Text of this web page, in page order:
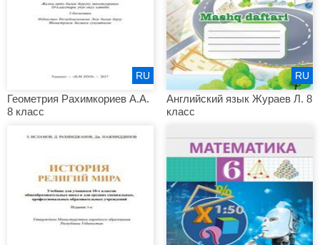
Геометрия Рахимкориев А.А.
8 класс
RU
Английский язык Жураев Л. 8
класс
RU